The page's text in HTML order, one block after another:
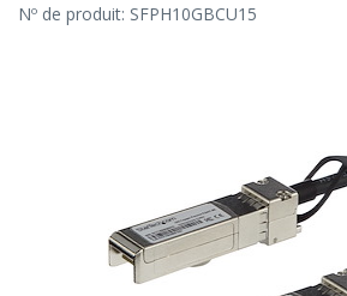
Nº de produit: SFPH10GBCU15